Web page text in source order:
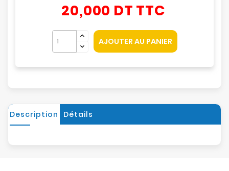
20,000 DT TTC
AJOUTER AU PANIER
Description Détails